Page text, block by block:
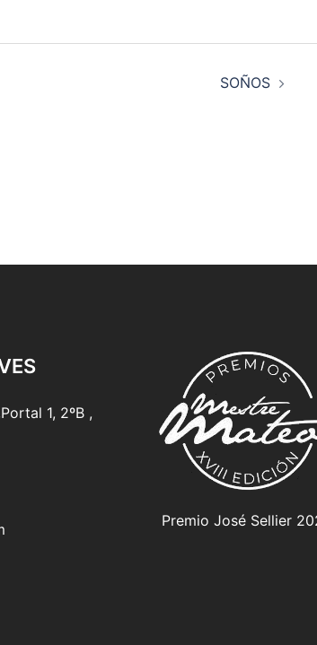
SOÑOS
1, 2ºB ,
Premio José Sellier